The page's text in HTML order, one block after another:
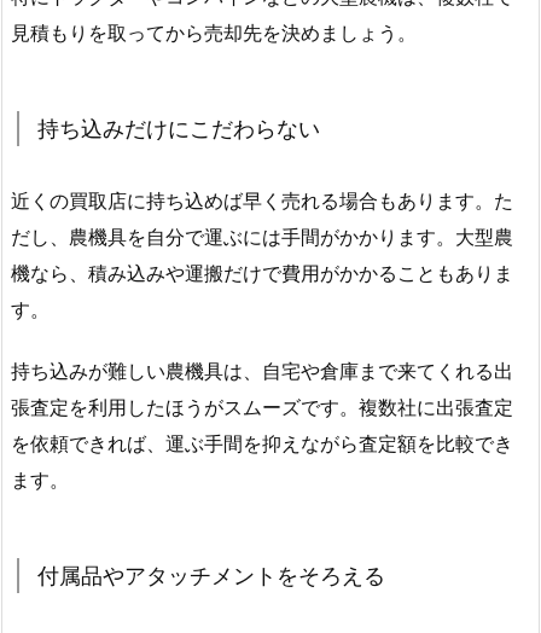
見積もりを取ってから売却先を決めましょう。
持ち込みだけにこだわらない
近くの買取店に持ち込めば早く売れる場合もあります。た
だし、農機具を自分で運ぶには手間がかかります。大型農
機なら、積み込みや運搬だけで費用がかかることもありま
す。
持ち込みが難しい農機具は、自宅や倉庫まで来てくれる出
張査定を利用したほうがスムーズです。複数社に出張査定
を依頼できれば、運ぶ手間を抑えながら査定額を比較でき
ます。
付属品やアタッチメントをそろえる